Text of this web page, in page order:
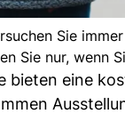
Sie
Sie nur, wenn
bieten eine